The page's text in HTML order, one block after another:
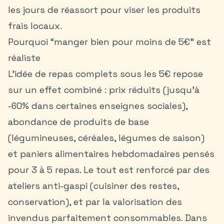
les jours de réassort pour viser les produits
frais locaux.
Pourquoi “manger bien pour moins de 5€” est
réaliste
L’idée de repas complets sous les 5€ repose
sur un effet combiné : prix réduits (jusqu’à
-60% dans certaines enseignes sociales),
abondance de produits de base
(légumineuses, céréales, légumes de saison)
et paniers alimentaires hebdomadaires pensés
pour 3 à 5 repas. Le tout est renforcé par des
ateliers anti-gaspi (cuisiner des restes,
conservation), et par la valorisation des
invendus parfaitement consommables. Dans